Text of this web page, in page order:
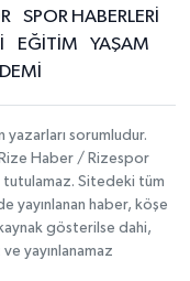
SPOR HABERLERİ
EĞİTİM
YAŞAM
yazarları sorumludur.
Haber / Rizespor
tutulamaz. Sitedeki tüm
yayınlanan haber, köşe
gösterilse dahi,
yayınlanamaz